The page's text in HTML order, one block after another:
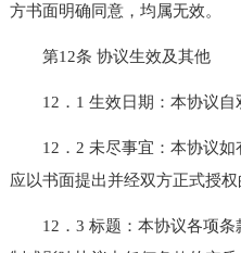
方书面明确同意，均属无效。
第12条 协议生效及其他
12．1 生效日期：本协议自
12．2 未尽事宜：本协议如
应以书面提出并经双方正式授权
12．3 标题：本协议各项条